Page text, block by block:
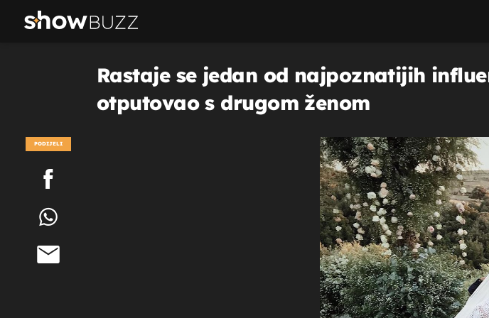
Rastaje se jedan od najpoznatijih
otputovao s drugom ženom
PODIJELI